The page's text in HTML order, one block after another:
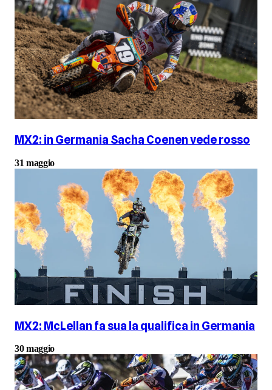
MX2: in Germania Sacha Coenen vede rosso
31 maggio
MX2: McLellan fa sua la qualifica in Germania
30 maggio